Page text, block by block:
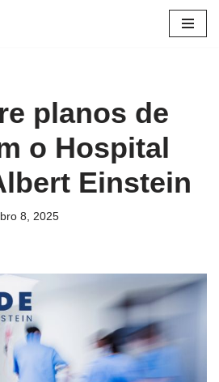
planos de
o Hospital
Einstein
8, 2025